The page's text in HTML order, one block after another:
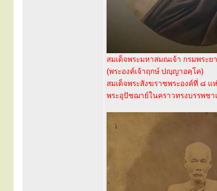
สมเด็จพระมหาสมณเจ้า กรมพระย
(พระองค์เจ้าฤกษ์ ปญฺญาอคฺโค)
สมเด็จพระสังฆราชพระองค์ที่ ๘ แ
พระอุปัชฌาย์ในคราวทรงบรรพช